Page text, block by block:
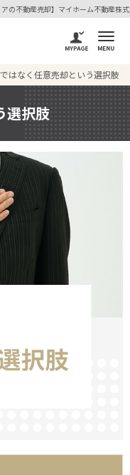
の不動産売却】マイホーム不動産株
はなく任意売却という選択肢
選択肢